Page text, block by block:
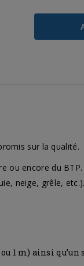
sur la qualité.
ou encore du
neige, grêle, etc.).
1 m) ainsi qu’un